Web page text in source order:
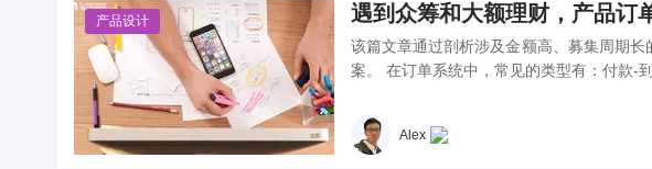
产品设计 遇到众筹和大额理财，产品订
该篇文章通过剖析涉及金额高、募集周期
案。 在订单系统中，常见的类型有：付
Alex